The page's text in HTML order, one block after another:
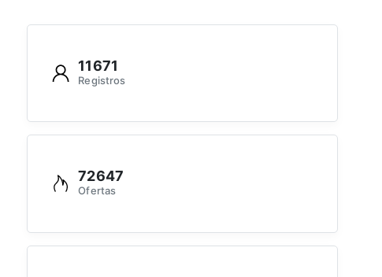
11671
Registros
72647
Ofertas